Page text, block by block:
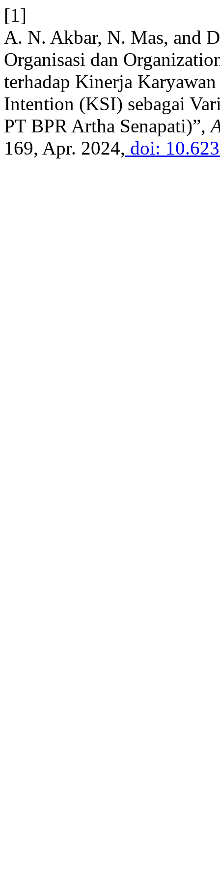
[1]
A. N. Akbar, N. Mas, and
Organisasi dan
terhadap Kinerja
Intention (KSI) sebagai
PT BPR Artha Senapati)”,
169, Apr. 2024, doi: